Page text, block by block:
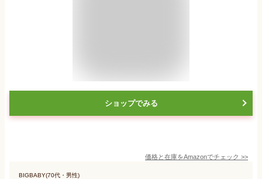
ショップでみる
価格と在庫をAmazonでチェック >>
BIGBABY(70代・男性)